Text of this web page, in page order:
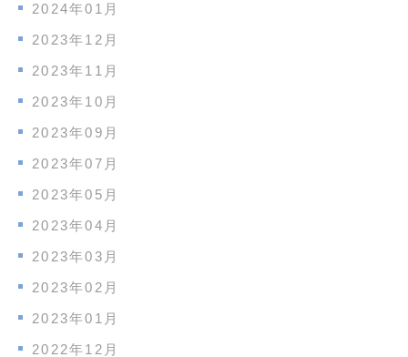
2024年01月
2023年12月
2023年11月
2023年10月
2023年09月
2023年07月
2023年05月
2023年04月
2023年03月
2023年02月
2023年01月
2022年12月